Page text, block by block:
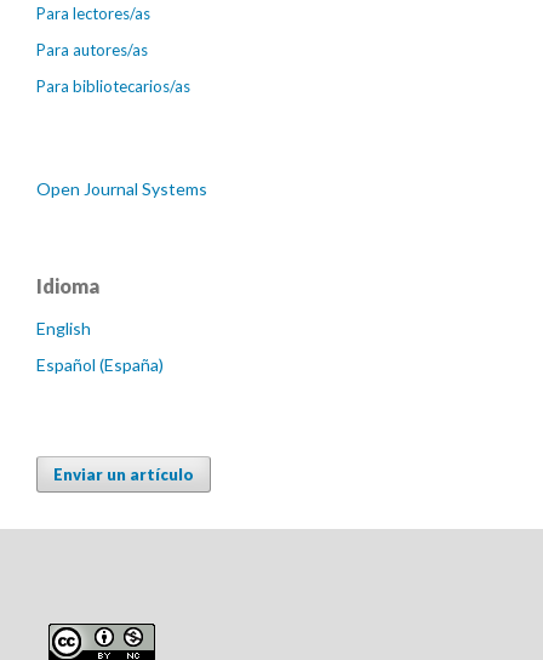
Para lectores/as
Para autores/as
Para bibliotecarios/as
Open Journal Systems
Idioma
English
Español (España)
Enviar un artículo